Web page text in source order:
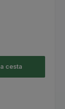
cesta